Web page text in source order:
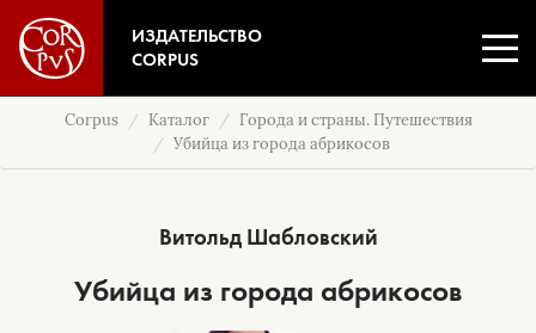
ИЗДАТЕЛЬСТВО
CORPUS
Corpus Каталог
Города и страны. Путешествия
Убийца из города абрикосов
Витольд Шабловский
Убийца из города абрикосов